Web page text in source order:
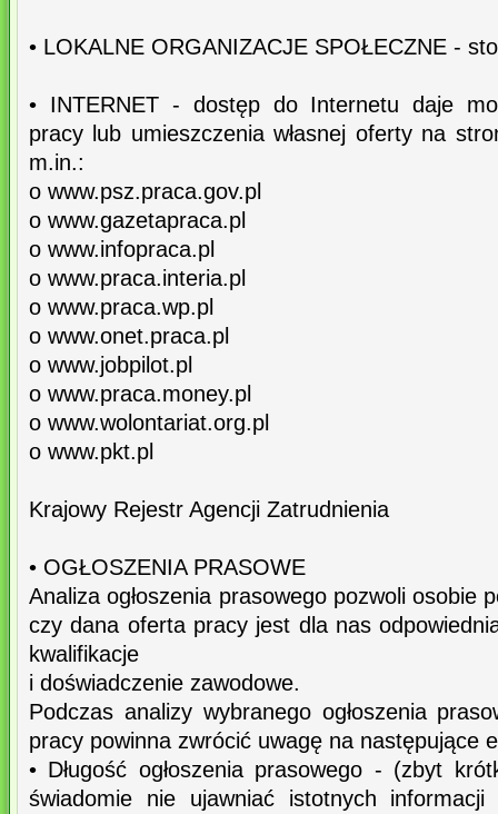
• LOKALNE ORGANIZACJE SPOŁECZNE -
• INTERNET - dostęp do Internetu daje
pracy lub umieszczenia własnej oferty na
m.in.:
o www.psz.praca.gov.pl
o www.gazetapraca.pl
o www.infopraca.pl
o www.praca.interia.pl
o www.praca.wp.pl
o www.onet.praca.pl
o www.jobpilot.pl
o www.praca.money.pl
o www.wolontariat.org.pl
o www.pkt.pl
Krajowy Rejestr Agencji Zatrudnienia
• OGŁOSZENIA PRASOWE
Analiza ogłoszenia prasowego pozwoli osobie
czy dana oferta pracy jest dla nas
kwalifikacje
i doświadczenie zawodowe.
Podczas analizy wybranego ogłoszenia
pracy powinna zwrócić uwagę na następujące
• Długość ogłoszenia prasowego - (zbyt
świadomie nie ujawniać istotnych